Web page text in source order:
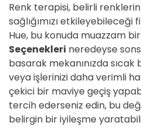
Renk terapisi, belirli
sağlığımızı etkileyebileceği
Hue, bu konuda muazzam
Seçenekleri neredeyse
basarak mekanınızda
veya işlerinizi daha verimli
çekici bir maviye geçiş
tercih ederseniz edin, bu
belirgin bir iyileşme